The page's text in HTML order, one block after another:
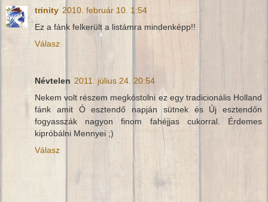
trinity 2010. február 10. 1:54
Ez a fánk felkerült a listámra mindenképp!!
Válasz
Névtelen 2011. július 24. 20:54
Nekem volt részem megkóstolni ez egy tradicionális Holland
fánk amit Ó esztendő napján sütnek és Új esztendőn
fogyasszák nagyon finom fahéjjas cukorral. Érdemes
kipróbálni Mennyei ;)
Válasz